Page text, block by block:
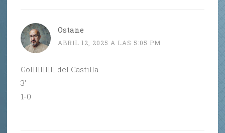
Ostane
ABRIL 12, 2025 A LAS 5:05 PM
Gollllllllll del Castilla
3′
1-0